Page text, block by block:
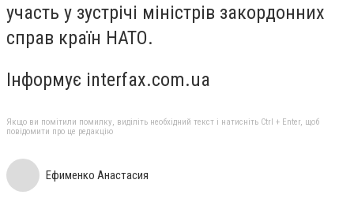
участь у зустрічі міністрів закордонних
справ країн НАТО.
Інформує interfax.com.ua
Якщо ви помітили помилку, виділіть необхідний текст і натисніть Ctrl + Enter, щоб
повідомити про це редакцію
Ефименко Анастасия